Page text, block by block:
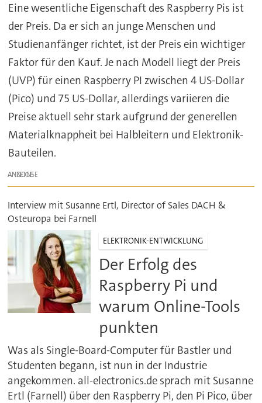
Eine wesentliche Eigenschaft des Raspberry Pis ist
der Preis. Da er sich an junge Menschen und
Studienanfänger richtet, ist der Preis ein wichtiger
Faktor für den Kauf. Je nach Modell liegt der Preis
(UVP) für einen Raspberry PI zwischen 4 US-Dollar
(Pico) und 75 US-Dollar, allerdings variieren die
Preise aktuell sehr stark aufgrund der generellen
Materialknappheit bei Halbleitern und Elektronik-
Bauteilen.
ANZEIGE
Interview mit Susanne Ertl, Director of Sales DACH &
Osteuropa bei Farnell
ELEKTRONIK-ENTWICKLUNG
Der Erfolg des
Raspberry Pi und
warum Online-Tools
punkten
Was als Single-Board-Computer für Bastler und
Studenten begann, ist nun in der Industrie
angekommen. all-electronics.de sprach mit Susanne
Ertl (Farnell) über den Raspberry Pi, den Pi Pico, über